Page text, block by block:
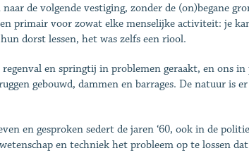
de volgende vestiging, zonder de (on)begane
primair voor zowat elke menselijke activiteit: je
dorst lessen, het was zelfs een riool.
en springtij in problemen geraakt, en ons in
gebouwd, dammen en barrages. De natuur is
en gesproken sedert de jaren ‘60, ook in de
en techniek het probleem op te lossen